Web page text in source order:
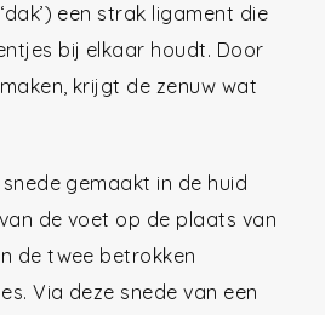
een strak ligament die
bij elkaar houdt. Door
krijgt de zenuw wat
gemaakt in de huid
de voet op de plaats van
de twee betrokken
Via deze snede van een